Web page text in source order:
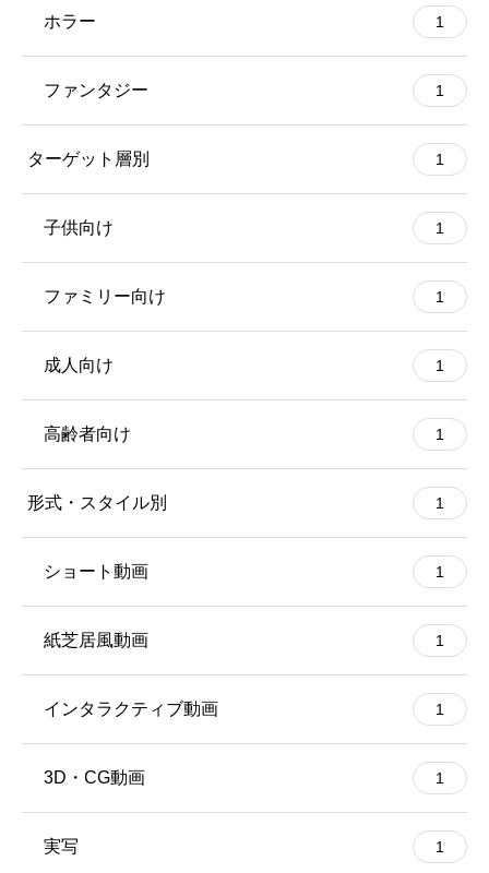
ホラー 1
ファンタジー 1
ターゲット層別 1
子供向け 1
ファミリー向け 1
成人向け 1
高齢者向け 1
形式・スタイル別 1
ショート動画 1
紙芝居風動画 1
インタラクティブ動画 1
3D・CG動画 1
実写 1